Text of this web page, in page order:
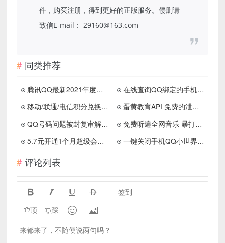
件，购买注册，得到更好的正版服务。侵删请
致信E-mail： 29160@163.com
同类推荐
腾讯QQ最新2021年度社交形象出炉！
在线查询QQ绑定的手机号码 亲测秒查
移动/联通/电信积分兑换话费短信代码
蛋黄教育API 免费的泄露信息查询网站
QQ号码问题被封复审解封申请入口
免费听遍全网音乐 暴打某Q某易云
5.7元开通1个月超级会员 苹果/安卓均可
一键关闭手机QQ小世界功能 不显示栏目
评论列表
    签到
顶 踩  